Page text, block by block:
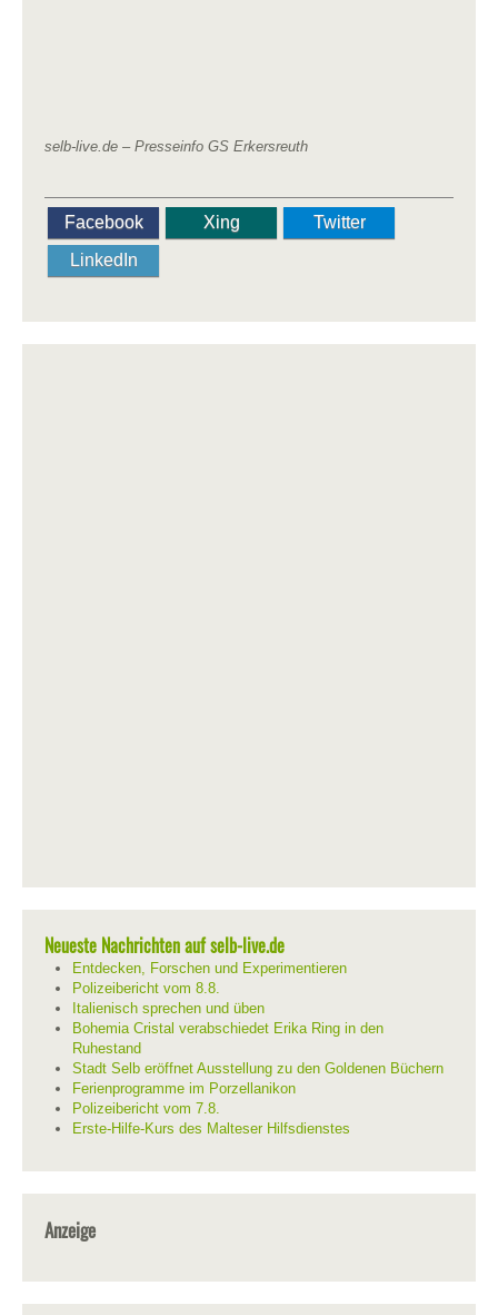
selb-live.de – Presseinfo GS Erkersreuth
Facebook Xing
Twitter
LinkedIn
Neueste Nachrichten auf selb-live.de
Entdecken, Forschen und Experimentieren
Polizeibericht vom 8.8.
Italienisch sprechen und üben
Bohemia Cristal verabschiedet Erika Ring in den
Ruhestand
Stadt Selb eröffnet Ausstellung zu den Goldenen Büchern
Ferienprogramme im Porzellanikon
Polizeibericht vom 7.8.
Erste-Hilfe-Kurs des Malteser Hilfsdienstes
Anzeige